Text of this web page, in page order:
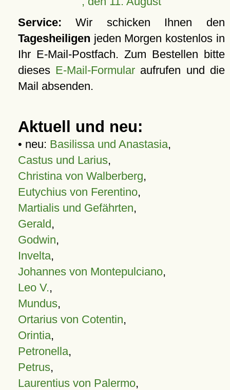
Service: Wir schicken Ihnen den
Tagesheiligen jeden Morgen kostenlos in
Ihr E-Mail-Postfach. Zum Bestellen bitte
dieses E-Mail-Formular aufrufen und die
Mail absenden.
Aktuell und neu:
• neu: Basilissa und Anastasia,
Castus und Larius,
Christina von Walberberg,
Eutychius von Ferentino,
Martialis und Gefährten,
Gerald,
Godwin,
Invelta,
Johannes von Montepulciano,
Leo V.,
Mundus,
Ortarius von Cotentin,
Orintia,
Petronella,
Petrus,
Laurentius von Palermo,